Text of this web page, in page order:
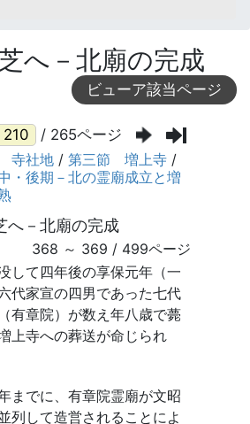
へ－北廟の完成
ビューア該当ページ
/ 265ページ